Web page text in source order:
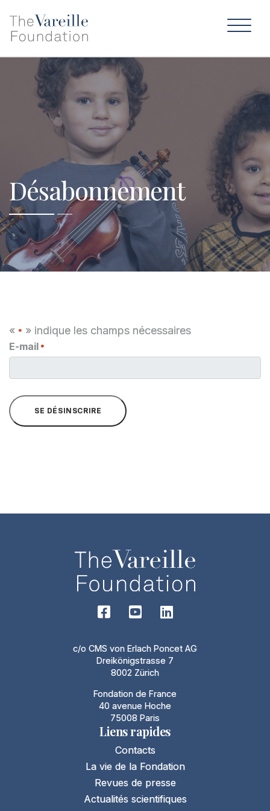
Désabonnement
« * » indique les champs nécessaires
E-mail *
SE DÉSINSCRIRE
c/o CMS von Erlach Poncet AG
Dreikönigstrasse 7
8002 Zürich
Fondation de France
40 avenue Hoche
75008 Paris
Liens rapides
Contacts
La vie de la Fondation
Revues de presse
Actualités scientifiques